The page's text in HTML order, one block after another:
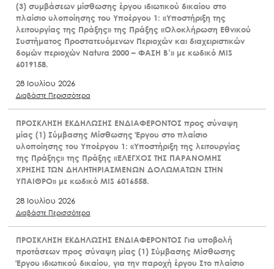
(3) συμβάσεων μίσθωσης έργου ιδιωτικού δικαίου στο
πλαίσιο υλοποίησης του Υποέργου 1: «Υποστήριξη της
λειτουργίας της Πράξης» της Πράξης «Ολοκλήρωση Εθνικού
Συστήματος Προστατευόμενων Περιοχών και διαχειριστικών
δομών περιοχών Natura 2000 – ΦΑΣΗ Β’» με κωδικό MIS
6019158.
28 Ιουλίου 2026
Διαβάστε Περισσότερα
ΠΡΟΣΚΛΗΣΗ ΕΚΔΗΛΩΣΗΣ ΕΝΔΙΑΦΕΡΟΝΤΟΣ προς σύναψη
μίας (1) Σύμβασης Μίσθωσης Έργου στο πλαίσιο
υλοποίησης του Υποέργου 1: «Υποστήριξη της λειτουργίας
της Πράξης» της Πράξης «ΕΛΕΓΧΟΣ ΤΗΣ ΠΑΡΑΝΟΜΗΣ
ΧΡΗΣΗΣ ΤΩΝ ΔΗΛΗΤΗΡΙΑΣΜΕΝΩΝ ΔΟΛΩΜΑΤΩΝ ΣΤΗΝ
ΥΠΑΙΘΡΟ» με κωδικό MIS 6016558.
28 Ιουλίου 2026
Διαβάστε Περισσότερα
ΠΡΟΣΚΛΗΣΗ ΕΚΔΗΛΩΣΗΣ ΕΝΔΙΑΦΕΡΟΝΤΟΣ Για υποβολή
προτάσεων προς σύναψη μίας (1) Σύμβασης Μίσθωσης
Έργου ιδιωτικού δικαίου, για την παροχή έργου Στο πλαίσιο